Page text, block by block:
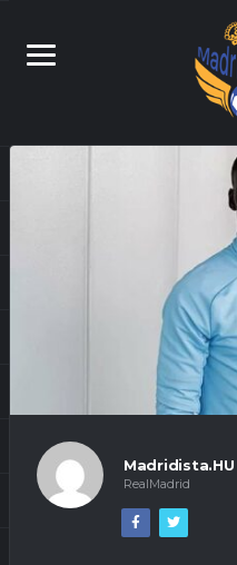
Madridista.HU
RealMadrid